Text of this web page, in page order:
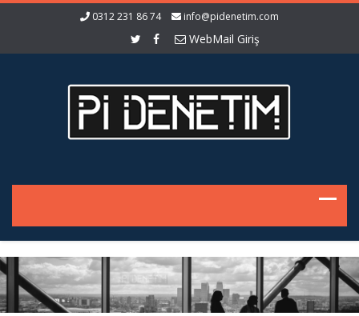
0312 231 86 74 info@pidenetim.com
WebMail Giriş